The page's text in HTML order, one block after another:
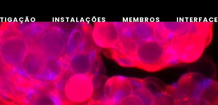
INSTALAÇÕES MEMBROS INTERFACE